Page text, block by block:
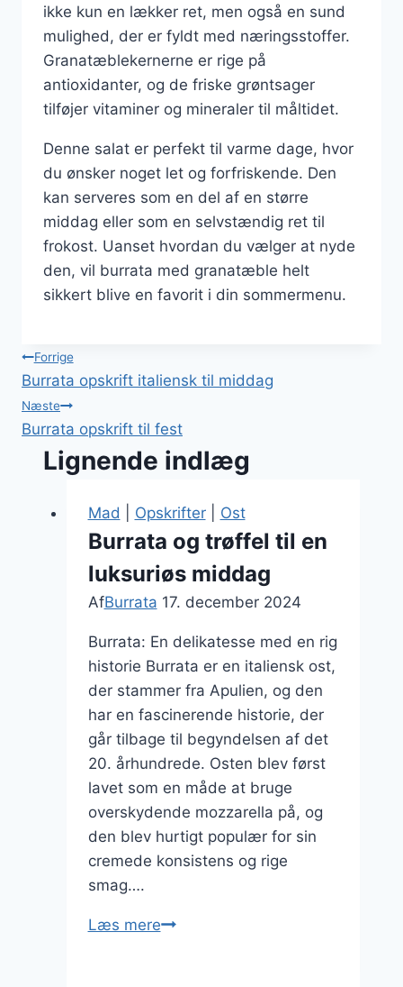
ikke kun en lækker ret, men også en sund
mulighed, der er fyldt med næringsstoffer.
Granatæblekernerne er rige på
antioxidanter, og de friske grøntsager
tilføjer vitaminer og mineraler til måltidet.
Denne salat er perfekt til varme dage, hvor
du ønsker noget let og forfriskende. Den
kan serveres som en del af en større
middag eller som en selvstændig ret til
frokost. Uanset hvordan du vælger at nyde
den, vil burrata med granatæble helt
sikkert blive en favorit i din sommermenu.
Indlægsnavigation
Forrige
Burrata opskrift italiensk til middag
Næste
Burrata opskrift til fest
Lignende indlæg
Mad Opskrifter| Ost
Burrata og trøffel til en
luksuriøs middag
AfBurrata 17. december 2024
Burrata: En delikatesse med en rig
historie Burrata er en italiensk ost,
der stammer fra Apulien, og den
har en fascinerende historie, der
går tilbage til begyndelsen af det
20. århundrede. Osten blev først
lavet som en måde at bruge
overskydende mozzarella på, og
den blev hurtigt populær for sin
cremede konsistens og rige
smag….
Læs mereBurrata